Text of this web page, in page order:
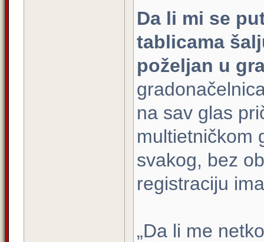
Da li mi se
tablicama
poželjan u
na sav glas
multietničkom
svakog, bez
registraciju
„Da li me